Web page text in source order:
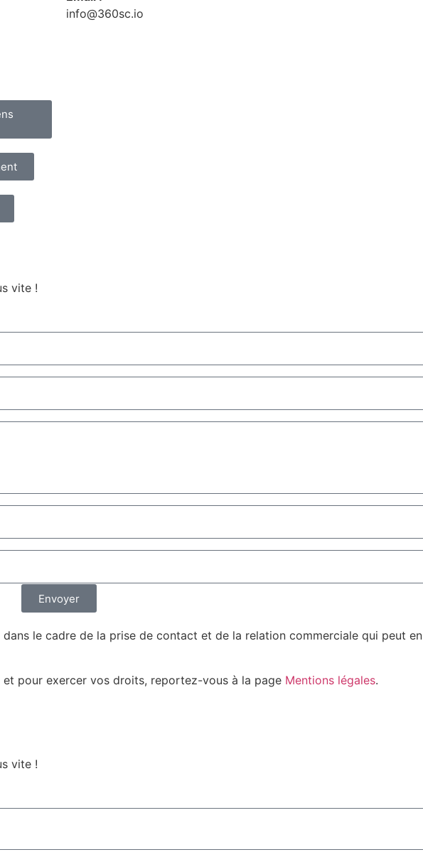
info@360sc.io
vite !
Envoyer
le cadre de la prise de contact et de la relation commerciale qui peut en
pour exercer vos droits, reportez-vous à la page Mentions légales.
vite !